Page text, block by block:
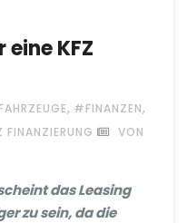
KFZ
, #FINANZEN,
FINANZIERUNG
VON
das Leasing
zu sein, da die